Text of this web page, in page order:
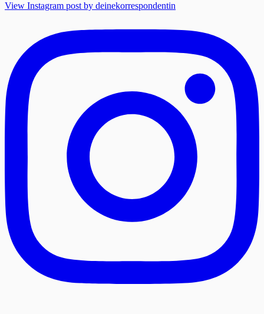
View Instagram post by deinekorrespondentin